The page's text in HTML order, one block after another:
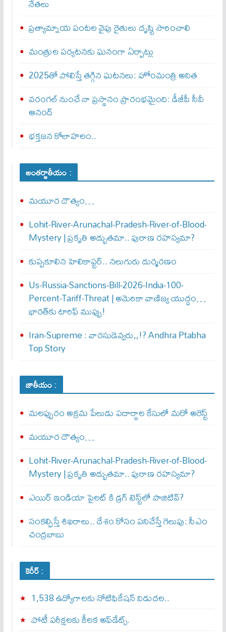
నేతలు
ప్రత్యామ్నాయ పంటల వైపు రైతులు దృష్టి సారించాలి
మంత్రుల పర్యటనకు ఘనంగా ఏర్పాట్లు
2025తో పోలిస్తే తగ్గిన ఘటనలు: హోంమంత్రి అనిత
వరంగల్‌ నుంచే నా ప్రస్థానం ప్రారంభమైంది: డీజీపీ సీవీ
ఆనంద్‌
భక్తజన కోలాహలం..
అంతర్జాతీయం :
మయూర దౌత్యం…
Lohit-River-Arunachal-Pradesh-River-of-Blood-
Mystery | ప్రకృతి అద్భుతమా.. పురాణ రహస్యమా?
కుప్పకూలిన హెలికాప్టర్‌.. నలుగురు దుర్మరణం
Us-Russia-Sanctions-Bill-2026-India-100-
Percent-Tariff-Threat | అమెరికా వాణిజ్య యుద్ధం…
భారత్‌కు టారిఫ్ ముప్పు!
Iran-Supreme : వార‌సుడెవ్వ‌రు,,!? Andhra Ptabha
Top Story
జాతీయం :
మలప్పురం అక్రమ పేలుడు పదార్థాల కేసులో మరో అరెస్ట్‌
మయూర దౌత్యం…
Lohit-River-Arunachal-Pradesh-River-of-Blood-
Mystery | ప్రకృతి అద్భుతమా.. పురాణ రహస్యమా?
ఎయిర్‌ ఇండియా పైలట్‌ కి డ్రగ్‌ టెస్ట్‌లో పాజిటివ్‌?
సంకల్పిస్తే శిఖరాలు.. దేశం కోసం పనిచేస్తే గెలుపు: సీఎం
చంద్రబాబు
కెరీర్ :
1,538 ఉద్యోగాలకు నోటిఫికేషన్ విడుదల..
పోటీ పరీక్షలకు కీలక అప్‌డేట్స్.